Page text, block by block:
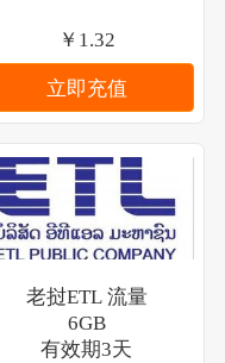
￥1.32
立即充值
老挝ETL 流量
6GB
有效期3天